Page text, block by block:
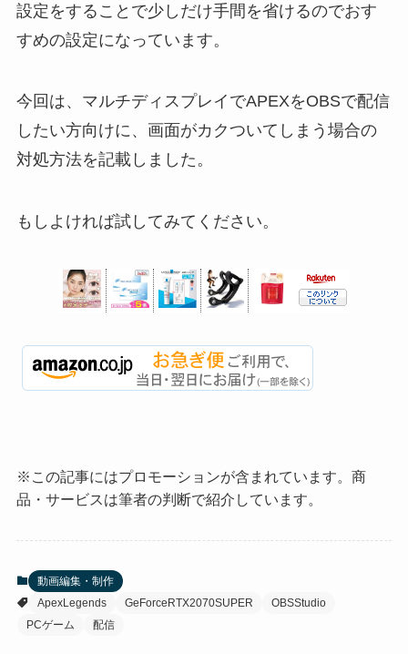
設定をすることで少しだけ手間を省けるのでおす
すめの設定になっています。
今回は、マルチディスプレイでAPEXをOBSで配信
したい方向けに、画面がカクついてしまう場合の
対処方法を記載しました。
もしよければ試してみてください。
※この記事にはプロモーションが含まれています。商
品・サービスは筆者の判断で紹介しています。
動画編集・制作
ApexLegends
GeForceRTX2070SUPER
OBSStudio
PCゲーム
配信